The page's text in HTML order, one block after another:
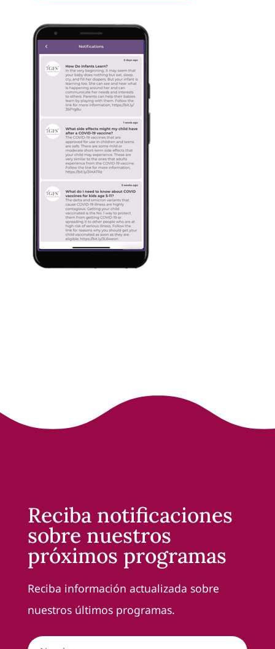
Reciba notificaciones
sobre nuestros
próximos programas
Reciba información actualizada sobre
nuestros últimos programas.